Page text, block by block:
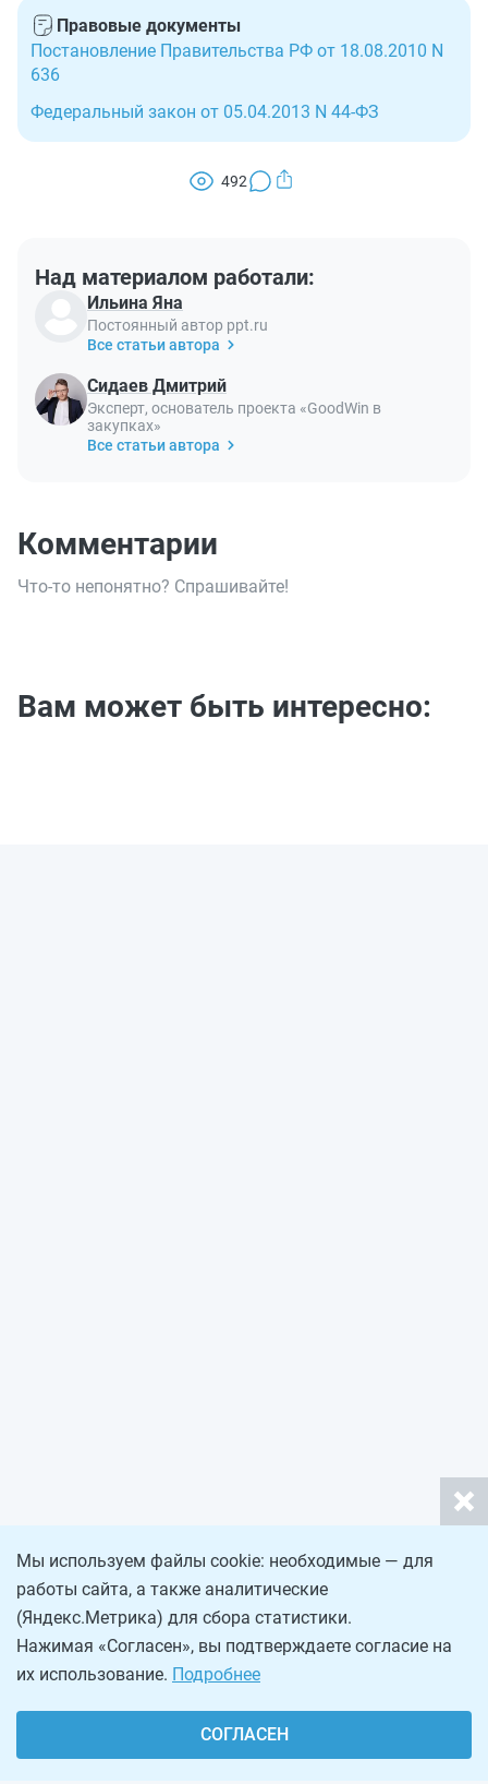
Правовые документы
Постановление Правительства РФ от 18.08.2010 N
636
Федеральный закон от 05.04.2013 N 44-ФЗ
492
Над материалом работали:
Ильина Яна
Постоянный автор ppt.ru
Все статьи автора
Сидаев Дмитрий
Эксперт, основатель проекта «GoodWin в
закупках»
Все статьи автора
Комментарии
Что-то непонятно? Спрашивайте!
Вам может быть интересно:
Мы используем файлы cookie: необходимые — для
работы сайта, а также аналитические
(Яндекс.Метрика) для сбора статистики.
Нажимая «Согласен», вы подтверждаете согласие на
их использование. Подробнее
СОГЛАСЕН